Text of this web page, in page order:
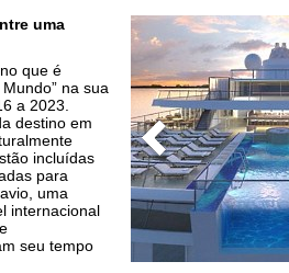
Previous
uma
que é
na sua
a 2023.
destino em
incluídas
para
uma
internacional
seu tempo